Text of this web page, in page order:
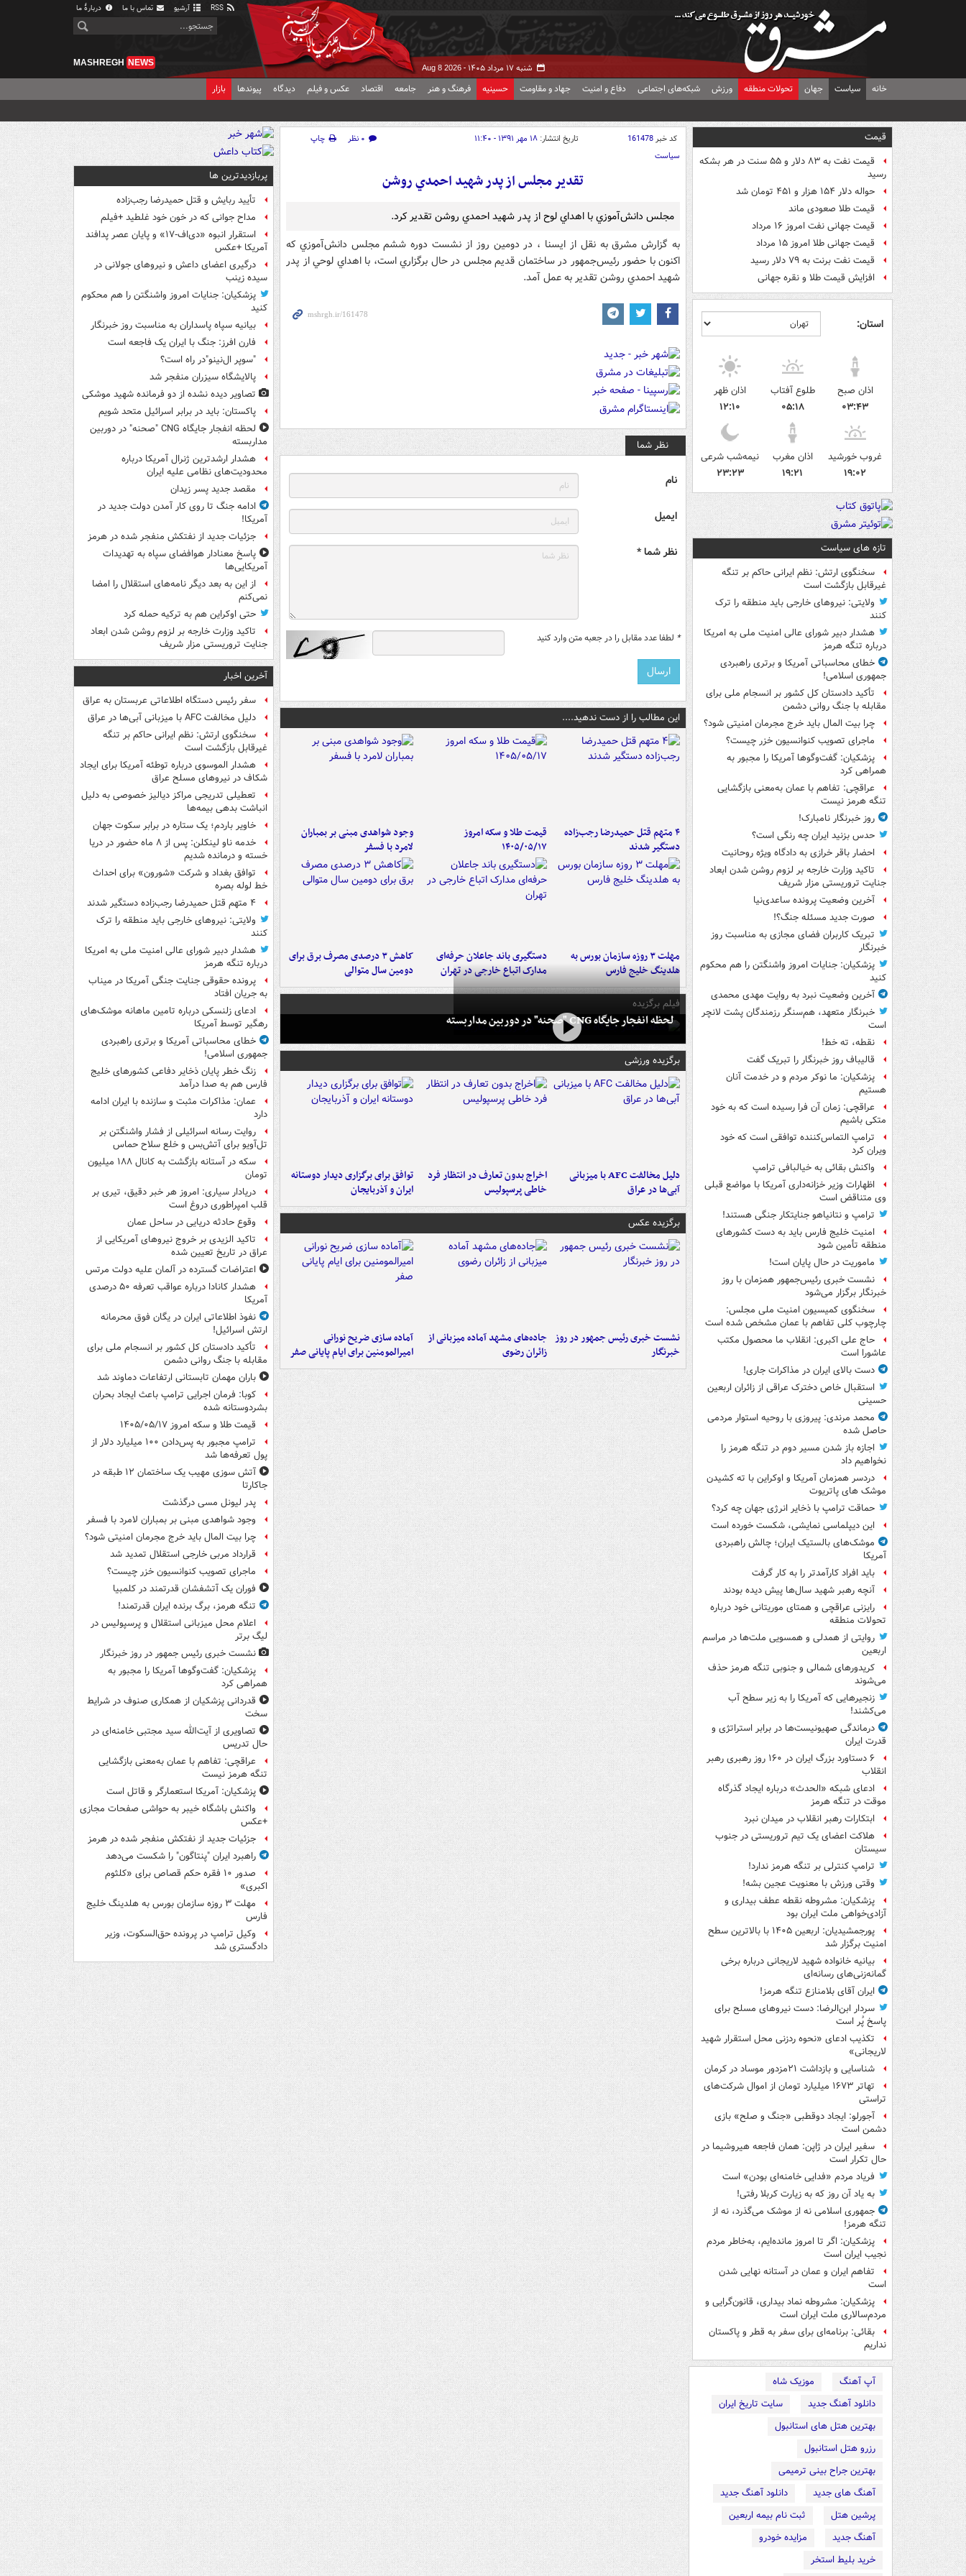
آرشیو تماس با ما دربارهٔ ما
شنبه ۱۷ مرداد ۱۴۰۵ - Aug 8 2026
MASHREGH NEWS
خانه سیاست جهان تحولات منطقه ورزش شبکه‌های اجتماعی دفاع و امنیت جهاد و مقاومت حسینیه فرهنگ و هنر جامعه اقتصاد عکس و فیلم دیدگاه پیوندها بازار
قیمت
قیمت نفت به ۸۳ دلار و ۵۵ سنت در هر بشکه
رسید
حواله دلار ۱۵۴ هزار و ۴۵۱ تومان شد
قیمت طلا صعودی ماند
قیمت جهانی نفت امروز ۱۶ مرداد
قیمت جهانی طلا امروز ۱۵ مرداد
قیمت نفت برنت به ۷۹ دلار رسید
افزایش قیمت طلا و نقره جهانی
استان:
اذان صبح
۰۳:۴۳
طلوع آفتاب
۰۵:۱۸
اذان ظهر
۱۲:۱۰
غروب خورشید
۱۹:۰۲
اذان مغرب
۱۹:۲۱
نیمه‌شب شرعی
۲۳:۲۳
تازه های سیاست
سخنگوی ارتش: نظم ایرانی حاکم بر تنگه
غیرقابل بازگشت است
ولایتی: نیروهای خارجی باید منطقه را ترک
کنند
هشدار دبیر شورای عالی امنیت ملی به امریکا
درباره تنگه هرمز
خطای محاسباتی آمریکا و برتری راهبردی
جمهوری اسلامی!
تأکید دادستان کل کشور بر انسجام ملی برای
مقابله با جنگ روانی دشمن
چرا بیت المال باید خرج مجرمان امنیتی شود؟
ماجرای تصویب کنوانسیون خزر چیست؟
پزشکیان: گفت‌وگوها آمریکا را مجبور به
همراهی کرد
عراقچی: تفاهم با عمان به‌معنی بازگشایی
تنگه هرمز نیست
روز خبرنگار نامبارک!
حدس بزنید ایران چه رنگی است؟
احضار باقر خرازی به دادگاه ویژه روحانیت
تاکید وزارت خارجه بر لزوم روشن شدن ابعاد
جنایت تروریستی مزار شریف
آخرین وضعیت پرونده ساعدی‌نیا
صورت جدید مسئله جنگ؟!
تبریک کاربران فضای مجازی به مناسبت روز
خبرنگار
پزشکیان: جنایات امروز واشنگتن را هم محکوم
کنید
آخرین وضعیت نبرد به روایت مهدی محمدی
خبرنگار متعهد، هم‌سنگر رزمندگان پشت لانچر
است
نقطه، ته خط!
قالیباف روز خبرنگار را تبریک گفت
پزشکیان: ما نوکر مردم و در خدمت آنان
هستیم
عراقچی: زمان آن فرا رسیده است که به خود
متکی باشیم
ترامپ التماس‌کننده توافقی است که خود
ویران کرد
واکنش بقائی به خیالبافی ترامپ
اظهارات وزیر خزانه‌داری آمریکا با مواضع قبلی
وی متناقض است
ترامپ و نتانیاهو جنایتکار جنگی هستند!
امنیت خلیج فارس باید به دست کشورهای
منطقه تأمین شود
ماموریت در حال پایان است!
نشست خبری رئیس‌جمهور همزمان با روز
خبرنگار برگزار می‌شود
سخنگوی کمیسیون امنیت ملی مجلس:
چارچوب کلی تفاهم با عمان مشخص شده است
حاج علی اکبری: انقلاب ما محصول مکتب
عاشورا است
دست بالای ایران در مذاکرات جاری!
استقبال خاص دخترک عراقی از زائران اربعین
حسینی
محمد مرندی: پیروزی با روحیه استوار مردمی
حاصل شده
اجازه باز شدن مسیر دوم در تنگه هرمز را
نخواهیم داد
دردسر همزمان آمریکا و اوکراین با ته کشیدن
موشک های پاتریوت
حماقت ترامپ با ذخایر انرژی جهان چه کرد؟
این دیپلماسی نمایشی، شکست خورده است
موشک‌های بالستیک ایران؛ چالش راهبردی
آمریکا
باید افراد کارآمدتر را به کار گرفت
آنچه رهبر شهید سال‌ها پیش دیده بودند
رایزنی عراقچی و همتای موریتانی خود درباره
تحولات منطقه
روایتی از همدلی و همسویی ملت‌ها در مراسم
اربعین
کریدورهای شمالی و جنوبی تنگه هرمز حذف
می‌شوند
زنجیرهایی که آمریکا را به زیر سطح آب
می‌کشند!
درماندگی صهیونیست‌ها در برابر استراتژی و
قدرت ایران
۶ دستاورد بزرگ ایران در ۱۶۰ روز رهبری رهبر
انقلاب
ادعای شبکه «الحدث» درباره ایجاد گذرگاه
موقت در تنگه هرمز
ابتکارات رهبر انقلاب در میدان نبرد
هلاکت اعضای یک تیم تروریستی در جنوب
سیستان
ترامپ کنترلی بر تنگه هرمز ندارد!
وقتی ورزش با معنویت عجین بشه!
پزشکیان: مشروطه نقطه عطف بیداری و
آزادی‌خواهی ملت ایران بود
پورجمشیدیان: اربعین ۱۴۰۵ با بالاترین سطح
امنیت برگزار شد
بیانیه خانواده شهید لاریجانی درباره برخی
گمانه‌زنی‌های رسانه‌ای
ایران آقای بلامنازع تنگه هرمز!
سردار ابن‌الرضا: دست نیروهای مسلح برای
پاسخ پُر است
تکذیب ادعای «نحوه ردزنی محل استقرار شهید
لاریجانی»
شناسایی و بازداشت ۲۱مزدور موساد در کرمان
تهاتر ۱۶۷۳ میلیارد تومان از اموال شرکت‌های
تراستی
آجورلو: ایجاد دوقطبی «جنگ و صلح‌» بازی
دشمن است
سفیر ایران در ژاپن: همان فاجعه هیروشیما در
حال تکرار است
فریاد مردم «فدایی خامنه‌ای بودن» است
به یاد آن روز که به زیارت کربلا رفتی!
جمهوری اسلامی نه از موشک می‌گذرد، نه از
تنگه هرمز!
پزشکیان: اگر تا امروز مانده‌ایم، به‌خاطر مردم
نجیب ایران است
تفاهم ایران و عمان در آستانه نهایی شدن
است
پزشکیان: مشروطه نماد بیداری، قانون‌گرایی و
مردم‌سالاری ملت ایران است
بقائی: برنامه‌ای برای سفر به قطر و پاکستان
نداریم
آپ آهنگ
موزیک شاه
دانلود آهنگ جدید
سایت تاریخ ایران
بهترین هتل های استانبول
رزرو هتل استانبول
بهترین جراح بینی ترمیمی
آهنگ های جدید
دانلود آهنگ جدید
پرشین هتل
ثبت نام بیمه اربعین
آهنگ جدید
مزایده خودرو
خرید بلیط استخر
کد خبر161478 تاریخ انتشار: ۱۸ مهر ۱۳۹۱ - ۱۱:۴۰ ۰ نظر
چاپ
سیاست
تقدير مجلس از پدر شهيد احمدي روشن
مجلس دانش‌آموزي با اهداي لوح از پدر شهيد احمدي روشن تقدير كرد.
به گزارش مشرق به نقل از ايسنا ، در دومين روز از نشست دوره ششم مجلس دانش‌آموزي كه
اكنون با حضور رئيس‌جمهور در ساختمان قديم مجلس در حال برگزاري است، با اهداي لوحي از پدر
شهيد احمدي روشن تقدير به عمل آمد.
نظر شما
نام
ایمیل
نظر شما *
* لطفا عدد مقابل را در جعبه متن وارد کنید
این مطالب را از دست ندهید....
۴ متهم قتل حمیدرضا رجب‌زاده
دستگیر شدند
قیمت طلا و سکه امروز
۱۴۰۵/۰۵/۱۷
وجود شواهدی مبنی بر بمباران
لامرد با فسفر
مهلت ۳ روزه سازمان بورس به
هلدینگ خلیج فارس
دستگیری باند جاعلان حرفه‌ای
مدارک اتباع خارجی در تهران
کاهش ۳ درصدی مصرف برق برای
دومین سال متوالی
فیلم برگزیده
لحظه انفجار جایگاه CNG "صحنه" در دوربین مداربسته
برگزیده ورزشی
دلیل مخالفت AFC با میزبانی
آبی‌ها در عراق
اخراج بدون تعارف در انتظار فرد
خاطی پرسپولیس
توافق برای برگزاری دیدار دوستانه
ایران و آذربایجان
برگزیده عکس
نشست خبری رئیس جمهور در روز
خبرنگار
جاده‌های مشهد آماده میزبانی از
زائران رضوی
آماده سازی ضریح نورانی
امیرالمومنین برای ایام پایانی صفر
پربازدیدترین ها
تأیید ربایش و قتل حمیدرضا رجب‌زاده
مداح جوانی که در خون خود غلطید +فیلم
استقرار انبوه «دی‌اف‑۱۷» و پایان عصر پدافند
آمریکا +عکس
درگیری اعضای داعش و نیروهای جولانی در
سیده زینب
پزشکیان: جنایات امروز واشنگتن را هم محکوم
کنید
بیانیه سپاه پاسداران به مناسبت روز خبرنگار
فارن افرز: جنگ با ایران یک فاجعه است
"سوپر ال‌نینو"در راه است؟
پالایشگاه سیزران منفجر شد
تصاویر دیده‌ نشده از دو فرمانده شهید موشکی
پاکستان: باید در برابر اسرائیل متحد شویم
لحظه انفجار جایگاه CNG "صحنه" در دوربین
مداربسته
هشدار ارشدترین ژنرال آمریکا درباره
محدودیت‌های نظامی علیه ایران
مقصد جدید پسر زیدان
ادامه جنگ تا روی کار آمدن دولت جدید در
آمریکا!
جزئیات جدید از نفتکش منفجر شده در هرمز
پاسخ معنادار هوافضای سپاه به تهدیدات
آمریکایی‌ها
از این به بعد دیگر نامه‌های استقلال را امضا
نمی‌کنم
حتی اوکراین هم به ترکیه حمله کرد
تاکید وزارت خارجه بر لزوم روشن شدن ابعاد
جنایت تروریستی مزار شریف
آخرین اخبار
سفر رئیس دستگاه اطلاعاتی عربستان به عراق
دلیل مخالفت AFC با میزبانی آبی‌ها در عراق
سخنگوی ارتش: نظم ایرانی حاکم بر تنگه
غیرقابل بازگشت است
هشدار الموسوی درباره توطئه آمریکا برای ایجاد
شکاف در نیروهای مسلح عراق
تعطیلی تدریجی مراکز دیالیز خصوصی به دلیل
انباشت بدهی بیمه‌ها
خاویر باردم؛ یک ستاره در برابر سکوت جهان
خدمه ناو لینکلن: پس از ۸ ماه حضور در دریا
خسته و درمانده‌ شدیم
توافق بغداد و شرکت «شورون» برای احداث
خط لوله بصره
۴ متهم قتل حمیدرضا رجب‌زاده دستگیر شدند
ولایتی: نیروهای خارجی باید منطقه را ترک
کنند
هشدار دبیر شورای عالی امنیت ملی به امریکا
درباره تنگه هرمز
پرونده حقوقی جنایت جنگی آمریکا در میناب
به جریان افتاد
ادعای زلنسکی درباره تامین ماهانه موشک‌های
رهگیر توسط آمریکا
خطای محاسباتی آمریکا و برتری راهبردی
جمهوری اسلامی!
زنگ خطر پایان ذخایر دفاعی کشورهای خلیج
فارس هم به صدا درآمد
عمان: مذاکرات مثبت و سازنده با ایران ادامه
دارد
روایت رسانه اسرائیلی از فشار واشنگتن بر
تل‌آویو برای آتش‌بس و خلع سلاح حماس
سکه در آستانه بازگشت به کانال ۱۸۸ میلیون
تومان
دریادار سیاری: امروز هر خبر دقیق، تیری بر
قلب امپراطوری دروغ است
وقوع حادثه دریایی در ساحل عمان
تاکید الزیدی بر خروج نیروهای آمریکایی از
عراق در تاریخ تعیین شده
اعتراضات گسترده در آلمان علیه دولت مرتس
هشدار کانادا درباره عواقب تعرفه ۵۰ درصدی
آمریکا
نفوذ اطلاعاتی ایران در یگان فوق محرمانه
ارتش اسرائیل!
تأکید دادستان کل کشور بر انسجام ملی برای
مقابله با جنگ روانی دشمن
باران مهمان تابستانی ارتفاعات دماوند شد
کوبا: فرمان اجرایی ترامپ باعث ایجاد بحران
بشردوستانه شده
قیمت طلا و سکه امروز ۱۴۰۵/۰۵/۱۷
ترامپ مجبور به پس‌دادن ۱۰۰ میلیارد دلار از
پول تعرفه‌ها شد
آتش سوزی مهیب یک ساختمان ۱۲ طبقه در
جاکارتا
پدر لیونل مسی درگذشت
وجود شواهدی مبنی بر بمباران لامرد با فسفر
چرا بیت المال باید خرج مجرمان امنیتی شود؟
قرارداد مربی خارجی استقلال تمدید شد
ماجرای تصویب کنوانسیون خزر چیست؟
فوران یک آتشفشان قدرتمند در کلمبیا
تنگه هرمز، برگ برنده ایران قدرتمند!
اعلام محل میزبانی استقلال و پرسپولیس در
لیگ برتر
نشست خبری رئیس جمهور در روز خبرنگار
پزشکیان: گفت‌وگوها آمریکا را مجبور به
همراهی کرد
قدردانی پزشکیان از همکاری صنوف در شرایط
سخت
تصاویری از آیت‌الله سید مجتبی خامنه‌ای در
حال تدریس
عراقچی: تفاهم با عمان به‌معنی بازگشایی
تنگه هرمز نیست
پزشکیان: آمریکا استعمارگر و قاتل است
واکنش باشگاه خیبر به حواشی صفحات مجازی
+عکس
جزئیات جدید از نفتکش منفجر شده در هرمز
راهبرد ایران "پنتاگون" را شکست می‌دهد
صدور ۱۰ فقره حکم قصاص برای «کلثوم
اکبری»
مهلت ۳ روزه سازمان بورس به هلدینگ خلیج
فارس
وکیل ترامپ در پرونده حق‌السکوت، وزیر
دادگستری شد